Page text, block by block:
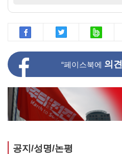
“페이스북에 의견
공지/성명/논평